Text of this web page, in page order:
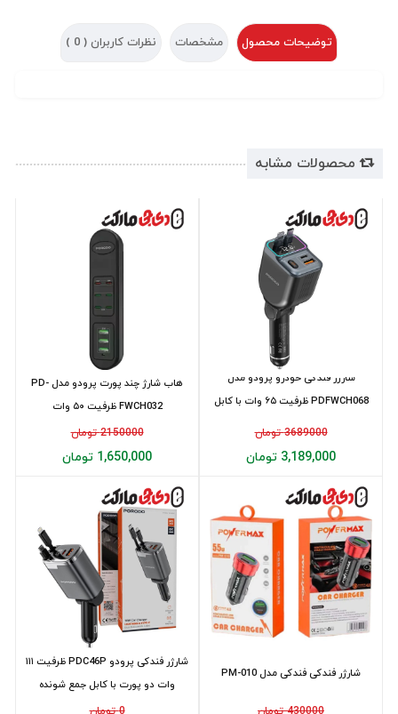
توضیحات محصول مشخصات نظرات کاربران ( 0
)
محصولات مشابه
هاب شارژ چند پورت پرودو مدل PD-
FWCH032 ظرفیت ۵۰ وات
2150000 تومان
1,650,000 تومان
شارژر فندکی خودرو پرودو مدل
PDFWCH068 ظرفیت ۶۵ وات با کابل
جمع شونده
3689000 تومان
3,189,000 تومان
شارژر فندکی پرودو PDC46P ظرفیت ۱۱۱
وات دو پورت با کابل جمع شونده
شارژر فندکی فندکی مدل PM-010